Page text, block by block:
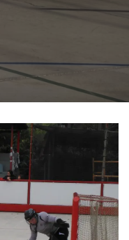
E
E
Ó
N